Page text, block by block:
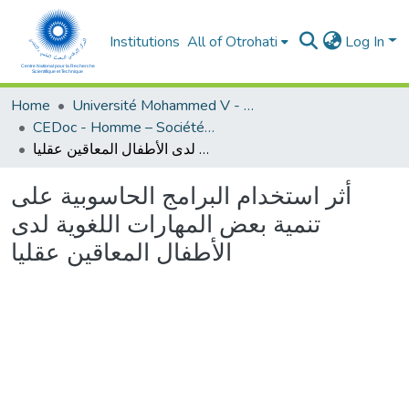
Institutions All of Otrohati Log In
Home
Université Mohammed V - Rabat
CEDoc - Homme – Société - Education
أثر استخدام البرامج الحاسوبية على تنمية بعض المهارات اللغوية لدى الأطفال المعاقين عقليا
أثر استخدام البرامج الحاسوبية على
تنمية بعض المهارات اللغوية لدى
الأطفال المعاقين عقليا